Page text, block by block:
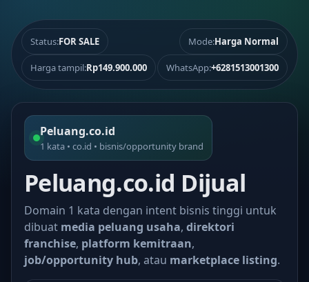
Status:FOR SALE Mode:Harga Normal
Harga tampil:Rp149.900.000 WhatsApp:+6281513001300
Peluang.co.id
1 kata • co.id • bisnis/opportunity brand
Peluang.co.id Dijual
Domain 1 kata dengan intent bisnis tinggi untuk
dibuat media peluang usaha, direktori
franchise, platform kemitraan,
job/opportunity hub, atau marketplace listing.